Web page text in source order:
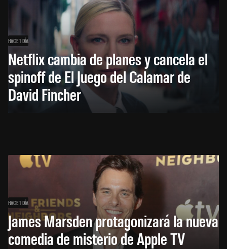
HACE 1 DÍA
Netflix cambia de planes y cancela el
spinoff de El Juego del Calamar de
David Fincher
HACE 1 DÍA
James Marsden protagonizará la nueva
comedia de misterio de Apple TV